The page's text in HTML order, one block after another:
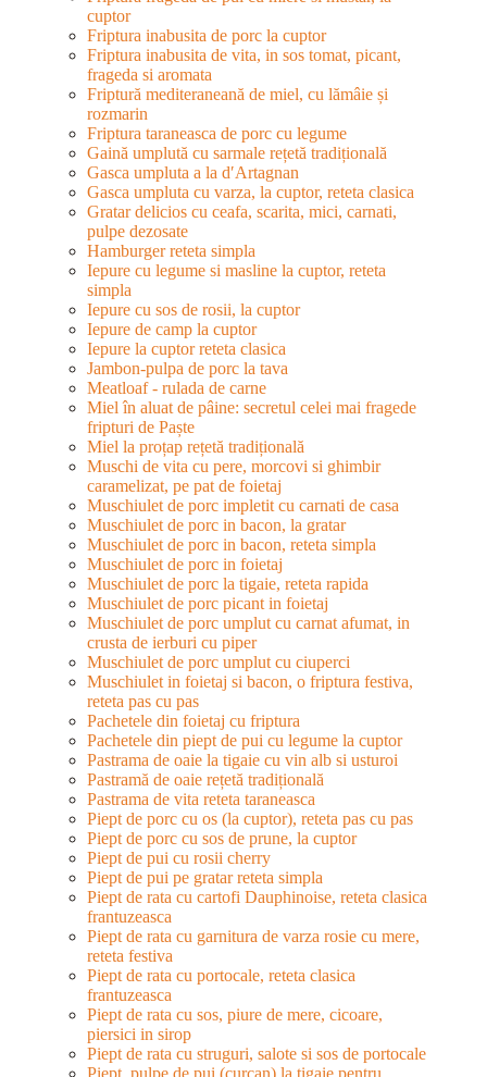
cuptor
Friptura inabusita de porc la cuptor
Friptura inabusita de vita, in sos tomat, picant,
frageda si aromata
Friptură mediteraneană de miel, cu lămâie și
rozmarin
Friptura taraneasca de porc cu legume
Gaină umplută cu sarmale rețetă tradițională
Gasca umpluta a la d′Artagnan
Gasca umpluta cu varza, la cuptor, reteta clasica
Gratar delicios cu ceafa, scarita, mici, carnati,
pulpe dezosate
Hamburger reteta simpla
Iepure cu legume si masline la cuptor, reteta
simpla
Iepure cu sos de rosii, la cuptor
Iepure de camp la cuptor
Iepure la cuptor reteta clasica
Jambon-pulpa de porc la tava
Meatloaf - rulada de carne
Miel în aluat de pâine: secretul celei mai fragede
fripturi de Paște
Miel la proțap rețetă tradițională
Muschi de vita cu pere, morcovi si ghimbir
caramelizat, pe pat de foietaj
Muschiulet de porc impletit cu carnati de casa
Muschiulet de porc in bacon, la gratar
Muschiulet de porc in bacon, reteta simpla
Muschiulet de porc in foietaj
Muschiulet de porc la tigaie, reteta rapida
Muschiulet de porc picant in foietaj
Muschiulet de porc umplut cu carnat afumat, in
crusta de ierburi cu piper
Muschiulet de porc umplut cu ciuperci
Muschiulet in foietaj si bacon, o friptura festiva,
reteta pas cu pas
Pachetele din foietaj cu friptura
Pachetele din piept de pui cu legume la cuptor
Pastrama de oaie la tigaie cu vin alb si usturoi
Pastramă de oaie rețetă tradițională
Pastrama de vita reteta taraneasca
Piept de porc cu os (la cuptor), reteta pas cu pas
Piept de porc cu sos de prune, la cuptor
Piept de pui cu rosii cherry
Piept de pui pe gratar reteta simpla
Piept de rata cu cartofi Dauphinoise, reteta clasica
frantuzeasca
Piept de rata cu garnitura de varza rosie cu mere,
reteta festiva
Piept de rata cu portocale, reteta clasica
frantuzeasca
Piept de rata cu sos, piure de mere, cicoare,
piersici in sirop
Piept de rata cu struguri, salote si sos de portocale